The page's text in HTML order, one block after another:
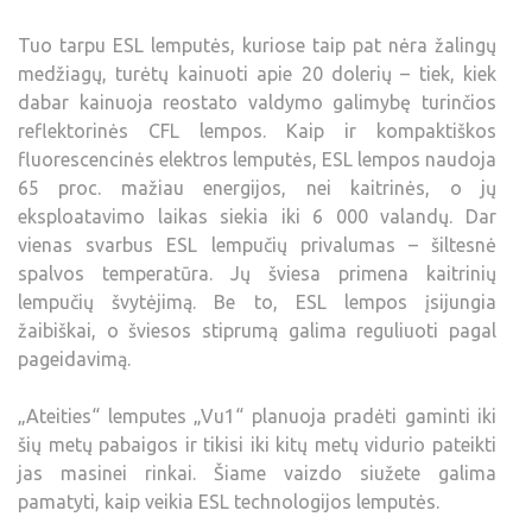
Tuo tarpu ESL lemputės, kuriose taip pat nėra žalingų
medžiagų, turėtų kainuoti apie 20 dolerių – tiek, kiek
dabar kainuoja reostato valdymo galimybę turinčios
reflektorinės CFL lempos. Kaip ir kompaktiškos
fluorescencinės elektros lemputės, ESL lempos naudoja
65 proc. mažiau energijos, nei kaitrinės, o jų
eksploatavimo laikas siekia iki 6 000 valandų. Dar
vienas svarbus ESL lempučių privalumas – šiltesnė
spalvos temperatūra. Jų šviesa primena kaitrinių
lempučių švytėjimą. Be to, ESL lempos įsijungia
žaibiškai, o šviesos stiprumą galima reguliuoti pagal
pageidavimą.
„Ateities“ lemputes „Vu1“ planuoja pradėti gaminti iki
šių metų pabaigos ir tikisi iki kitų metų vidurio pateikti
jas masinei rinkai. Šiame vaizdo siužete galima
pamatyti, kaip veikia ESL technologijos lemputės.